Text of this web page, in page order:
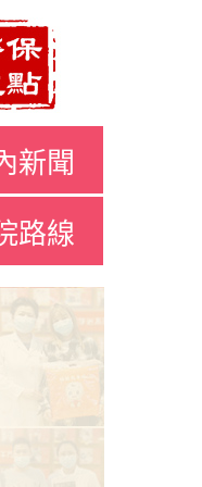
新聞
路線